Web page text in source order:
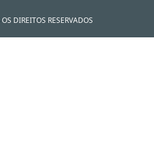
DIREITOS RESERVADOS